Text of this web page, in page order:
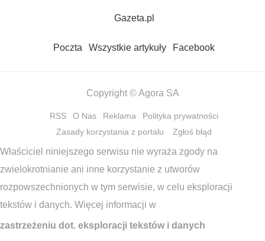
Gazeta.pl
Poczta Wszystkie artykuły Facebook
Copyright © Agora SA
RSS O Nas Reklama
Polityka prywatności
Zasady korzystania z portalu
Zgłoś błąd
Właściciel niniejszego serwisu nie wyraża zgody na
zwielokrotnianie ani inne korzystanie z utworów
rozpowszechnionych w tym serwisie, w celu eksploracji
tekstów i danych. Więcej informacji w
zastrzeżeniu dot. eksploracji tekstów i danych